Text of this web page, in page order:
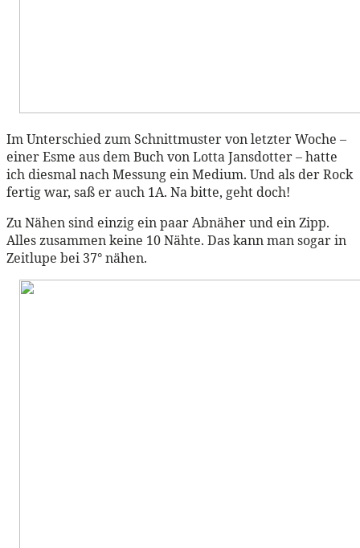
Im Unterschied zum Schnittmuster von letzter Woche –
einer Esme aus dem Buch von Lotta Jansdotter – hatte
ich diesmal nach Messung ein Medium. Und als der Rock
fertig war, saß er auch 1A. Na bitte, geht doch!
Zu Nähen sind einzig ein paar Abnäher und ein Zipp.
Alles zusammen keine 10 Nähte. Das kann man sogar in
Zeitlupe bei 37° nähen.